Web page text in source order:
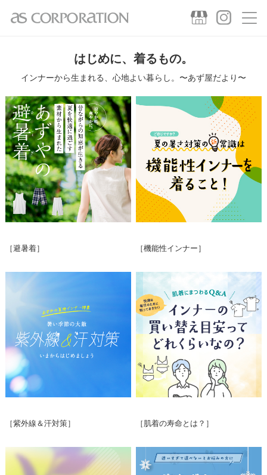
はじめに、着るもの。
インナーから生まれる、心地よい暮らし。 〜あず屋だより〜
［避暑着］ ［機能性インナー］
［紫外線＆汗対策］ ［肌着の寿命とは？］